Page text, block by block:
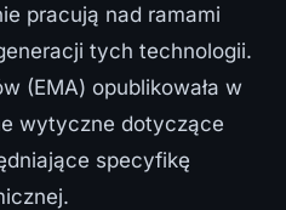
pracują nad ramami
tych technologii.
(EMA) opublikowała w
wytyczne dotyczące
specyfikę